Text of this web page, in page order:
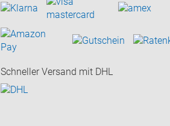
Schneller Versand mit DHL